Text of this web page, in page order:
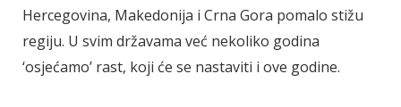
Hercegovina, Makedonija i Crna Gora pomalo stižu
regiju. U svim državama već nekoliko godina
‘osjećamo’ rast, koji će se nastaviti i ove godine.